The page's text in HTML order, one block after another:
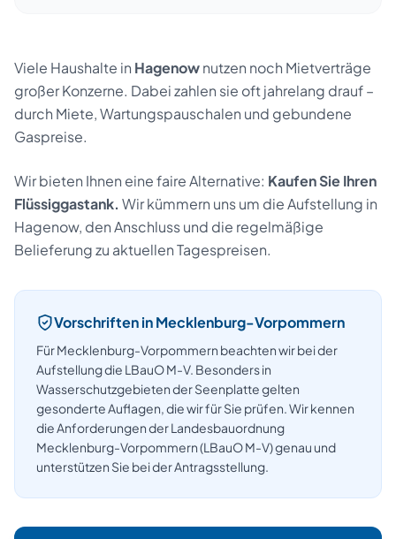
Viele Haushalte in Hagenownutzen noch Mietverträge
großer Konzerne. Dabei zahlen sie oft jahrelang drauf –
durch Miete, Wartungspauschalen und gebundene
Gaspreise.
Wir bieten Ihnen eine faire Alternative: Kaufen Sie Ihren
Flüssiggastank. Wir kümmern uns um die Aufstellung in
Hagenow, den Anschluss und die regelmäßige
Belieferung zu aktuellen Tagespreisen.
Vorschriften inMecklenburg-Vorpommern
Für Mecklenburg-Vorpommern beachten wir bei der
Aufstellung die LBauO M-V. Besonders in
Wasserschutzgebieten der Seenplatte gelten
gesonderte Auflagen, die wir für Sie prüfen.Wir kennen
die Anforderungen derLandesbauordnung
Mecklenburg-Vorpommern (LBauO M-V)genau und
unterstützen Sie bei der Antragsstellung.